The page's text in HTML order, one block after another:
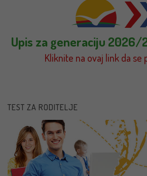
TEST ZA RODITELJE
Upis za generaciju 2026/
Kliknite na ovaj link da se